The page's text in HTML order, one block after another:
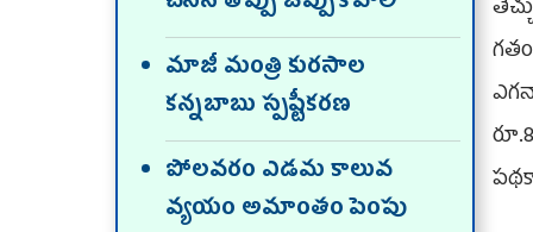
మాజీ మంత్రి కురసాల
కన్నబాబు స్పష్టీకరణ
పోలవరం ఎడమ కాలువ
వ్యయం అమాంతం పెంపు